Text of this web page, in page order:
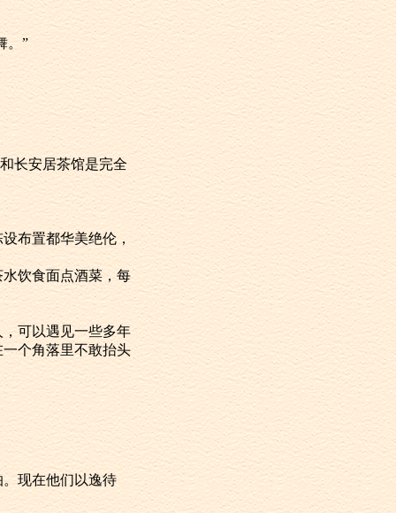
。”
和长安居茶馆是完全
布置都华美绝伦，
水饮食面点酒菜，每
，可以遇见一些多年
个角落里不敢抬头
。现在他们以逸待